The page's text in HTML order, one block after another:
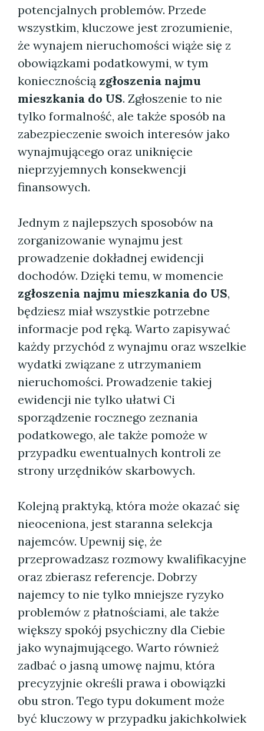
potencjalnych problemów. Przede
wszystkim, kluczowe jest zrozumienie,
że wynajem nieruchomości wiąże się z
obowiązkami podatkowymi, w tym
koniecznością zgłoszenia najmu
mieszkania do US. Zgłoszenie to nie
tylko formalność, ale także sposób na
zabezpieczenie swoich interesów jako
wynajmującego oraz uniknięcie
nieprzyjemnych konsekwencji
finansowych.
Jednym z najlepszych sposobów na
zorganizowanie wynajmu jest
prowadzenie dokładnej ewidencji
dochodów. Dzięki temu, w momencie
zgłoszenia najmu mieszkania do US,
będziesz miał wszystkie potrzebne
informacje pod ręką. Warto zapisywać
każdy przychód z wynajmu oraz wszelkie
wydatki związane z utrzymaniem
nieruchomości. Prowadzenie takiej
ewidencji nie tylko ułatwi Ci
sporządzenie rocznego zeznania
podatkowego, ale także pomoże w
przypadku ewentualnych kontroli ze
strony urzędników skarbowych.
Kolejną praktyką, która może okazać się
nieoceniona, jest staranna selekcja
najemców. Upewnij się, że
przeprowadzasz rozmowy kwalifikacyjne
oraz zbierasz referencje. Dobrzy
najemcy to nie tylko mniejsze ryzyko
problemów z płatnościami, ale także
większy spokój psychiczny dla Ciebie
jako wynajmującego. Warto również
zadbać o jasną umowę najmu, która
precyzyjnie określi prawa i obowiązki
obu stron. Tego typu dokument może
być kluczowy w przypadku jakichkolwiek